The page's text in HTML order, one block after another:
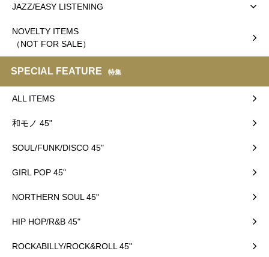
JAZZ/EASY LISTENING
NOVELTY ITEMS
（NOT FOR SALE）
SPECIAL FEATURE 特集
ALL ITEMS
和モノ 45"
SOUL/FUNK/DISCO 45"
GIRL POP 45"
NORTHERN SOUL 45"
HIP HOP/R&B 45"
ROCKABILLY/ROCK&ROLL 45"